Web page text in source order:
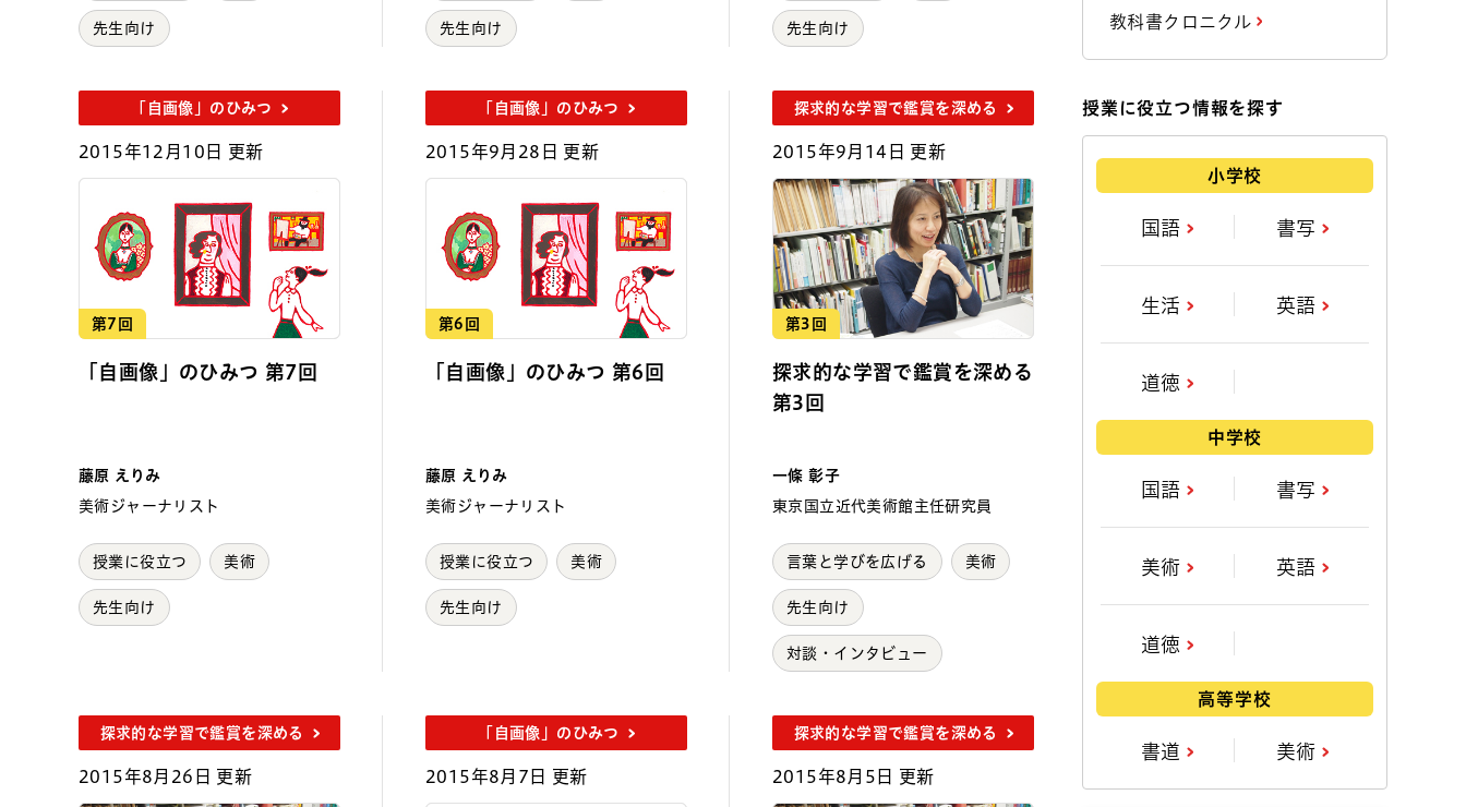
先生向け 先生向け 先生向け
「自画像」のひみつ
2015年12月10日 更新
第7回
「自画像」のひみつ 第7回
藤原 えりみ
美術ジャーナリスト
授業に役立つ 美術
先生向け
「自画像」のひみつ
2015年9月28日 更新
第6回
「自画像」のひみつ 第6回
藤原 えりみ
美術ジャーナリスト
授業に役立つ 美術
先生向け
探求的な学習で鑑賞を深める
2015年9月14日 更新
第3回
探求的な学習で鑑賞を深める
第3回
一條 彰子
東京国立近代美術館主任研究員
言葉と学びを広げる 美術
先生向け
対談・インタビュー
探求的な学習で鑑賞を深める
2015年8月26日 更新
「自画像」のひみつ
2015年8月7日 更新
探求的な学習で鑑賞を深める
2015年8月5日 更新
教科書クロニクル
授業に役立つ情報を探す
小学校
国語 書写
生活 英語
道徳
中学校
国語 書写
美術 英語
道徳
高等学校
書道 美術